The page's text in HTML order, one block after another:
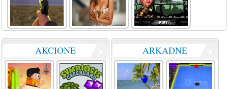
AKCIONE ARKADNE